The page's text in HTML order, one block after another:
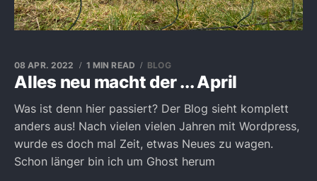
Alles neu macht der ... April
08 APR. 2022 1 MIN READ BLOG
Was ist denn hier passiert? Der Blog sieht komplett
anders aus! Nach vielen vielen Jahren mit Wordpress,
wurde es doch mal Zeit, etwas Neues zu wagen.
Schon länger bin ich um Ghost herum